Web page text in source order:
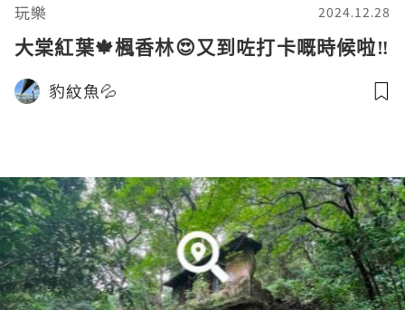
玩樂 2024.12.28
大棠紅葉🍁楓香林😍又到咗打卡嘅時候啦‼️
豹紋魚💦